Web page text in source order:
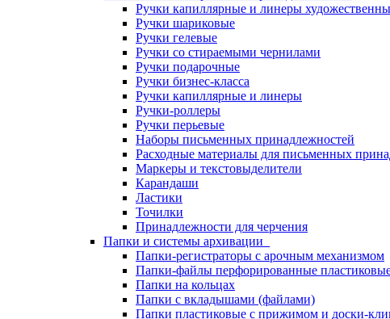
Ручки капиллярные и линеры
Ручки шариковые
Ручки гелевые
Ручки со стираемыми чернилами
Ручки подарочные
Ручки бизнес-класса
Ручки капиллярные и линеры
Ручки-роллеры
Ручки перьевые
Наборы письменных принадлежностей
Расходные материалы для письменных
Маркеры и текстовыделители
Карандаши
Ластики
Точилки
Принадлежности для черчения
Папки и системы архивации
Папки-регистраторы с арочным механизмом
Папки-файлы перфорированные
Папки на кольцах
Папки с вкладышами (файлами)
Папки пластиковые с прижимом и доски-